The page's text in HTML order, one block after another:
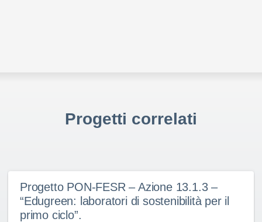
Progetti correlati
Progetto PON-FESR – Azione 13.1.3 –
“Edugreen: laboratori di sostenibilità per il
primo ciclo”.